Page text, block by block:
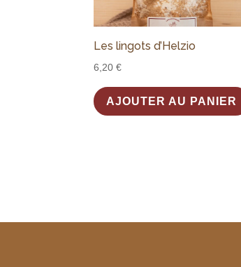
Les lingots d’Helzio
6,20€
AJOUTER AU PANIER